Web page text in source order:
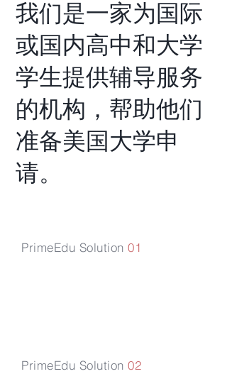
我们是一家为国际
或国内高中和大学
学生提供辅导服务
的机构，帮助他们
准备美国大学申
请。
PrimeEdu Solution01
PrimeEdu Solution02